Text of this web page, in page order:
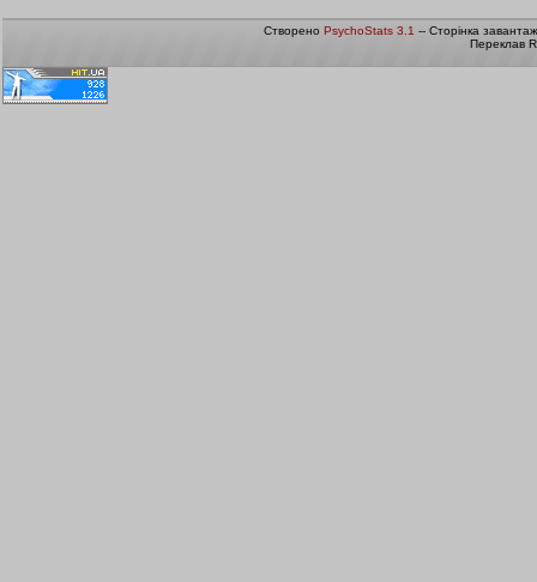
Створено PsychoStats 3.1 -- Сторінка
Переклав